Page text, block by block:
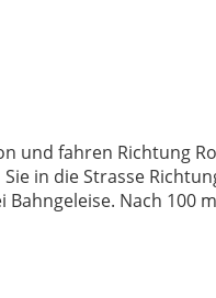
und fahren Richtung
in die Strasse
Nach 100